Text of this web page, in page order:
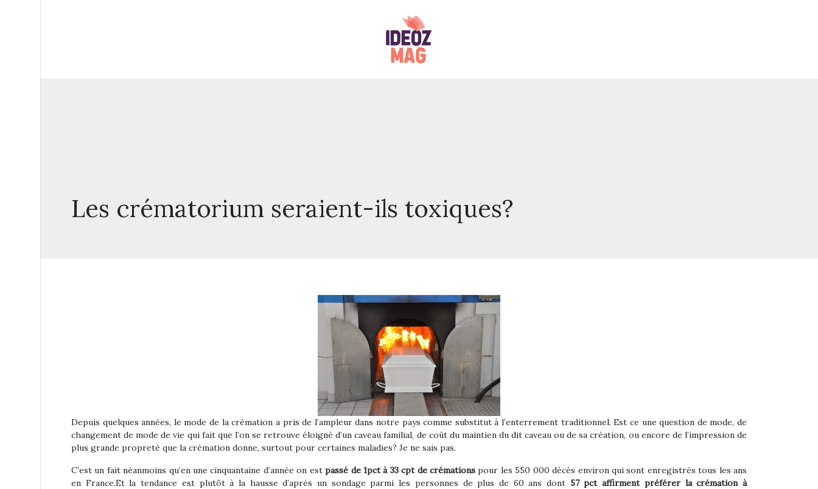
Les crématorium seraient-ils toxiques?
Depuis quelques années, le mode de la crémation a pris de l’ampleur dans notre pays comme substitut à l’enterrement traditionnel. Est ce une question de mode, de
changement de mode de vie qui fait que l’on se retrouve éloigné d’un caveau familial, de coût du maintien du dit caveau ou de sa création, ou encore de l’impression de
plus grande propreté que la crémation donne, surtout pour certaines maladies? Je ne sais pas.
C’est un fait néanmoins qu’en une cinquantaine d’année on estpassé de 1pct à 33 cpt de crémationspour les 550 000 décès environ qui sont enregistrés tous les ans
en France.Et la tendance est plutôt à la hausse d’après un sondage parmi les personnes de plus de 60 ans dont 57 pct affirment préférer la crémation à